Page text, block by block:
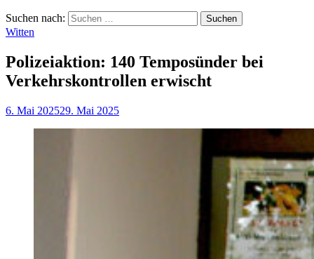
Suchen nach:
Witten
Polizeiaktion: 140 Temposünder bei
Verkehrskontrollen erwischt
6. Mai 202529. Mai 2025